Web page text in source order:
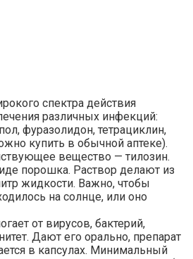
спектра действия
различных инфекций:
фуразолидон, тетрациклин,
купить в обычной аптеке).
вещество — тилозин.
порошка. Раствор делают из
жидкости. Важно, чтобы
на солнце, или оно
от вирусов, бактерий,
Дают его орально, препарат
в капсулах. Минимальный